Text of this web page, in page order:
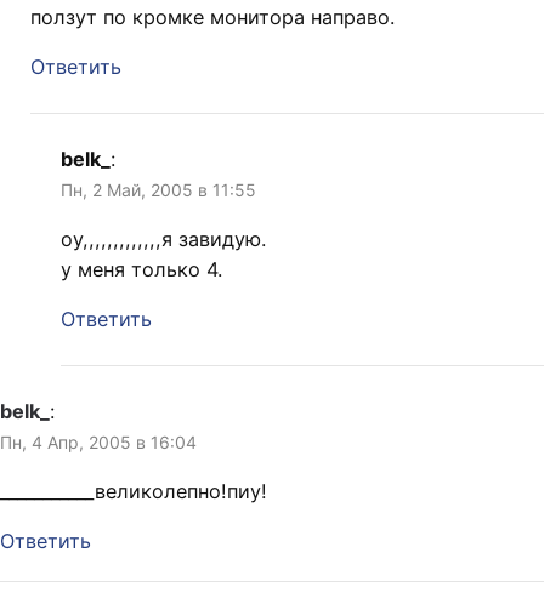
ползут по кромке монитора направо.
Ответить
belk_ :
Пн, 2 Май, 2005 в 11:55
оу,,,,,,,,,,,,,я завидую.
у меня только 4.
Ответить
belk_ :
Пн, 4 Апр, 2005 в 16:04
___________великолепно!пиу!
Ответить